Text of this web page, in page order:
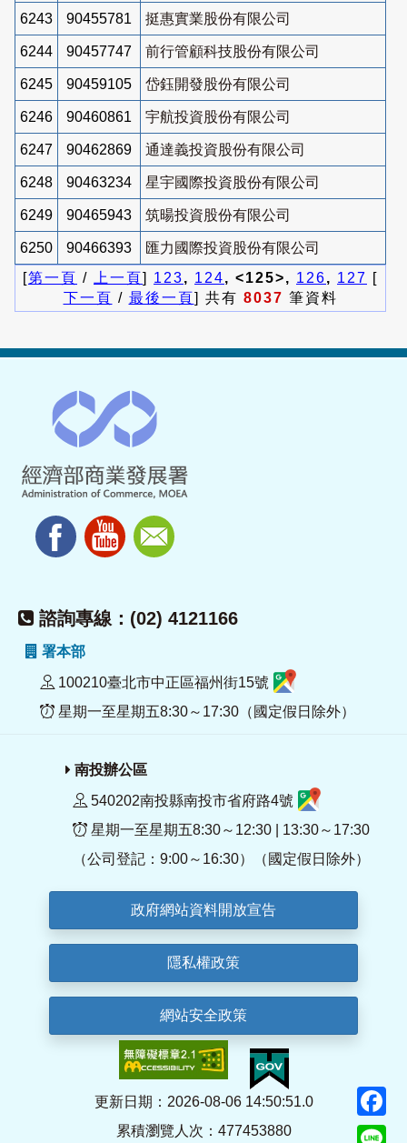
6243 90455781 挺惠實業股份有限公司
6244 90457747 前行管顧科技股份有限公司
6245 90459105 岱鈺開發股份有限公司
6246 90460861 宇航投資股份有限公司
6247 90462869 通達義投資股份有限公司
6248 90463234 星宇國際投資股份有限公司
6249 90465943 筑暘投資股份有限公司
6250 90466393
匯力國際投資股份有限公司
[第一頁 / 上一頁] 123, 124, <125>, 126, 127 [
下一頁 / 最後一頁] 共有 8037 筆資料
諮詢專線：(02) 4121166
署本部
100210臺北市中正區福州街15號
星期一至星期五8:30～17:30（國定假日除外）
南投辦公區
540202南投縣南投市省府路4號
星期一至星期五8:30～12:30 | 13:30～17:30
（公司登記：9:00～16:30）（國定假日除外）
政府網站資料開放宣告
隱私權政策
網站安全政策
更新日期：2026-08-06 14:50:51.0
累積瀏覽人次：477453880